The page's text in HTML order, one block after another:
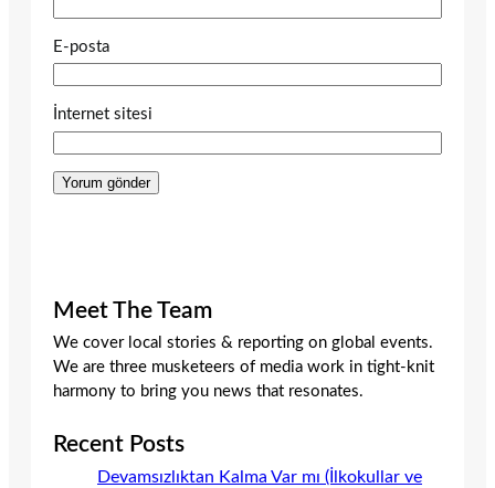
E-posta
İnternet sitesi
Meet The Team
We cover local stories & reporting on global events.
We are three musketeers of media work in tight-knit
harmony to bring you news that resonates.
Recent Posts
Devamsızlıktan Kalma Var mı (İlkokullar ve